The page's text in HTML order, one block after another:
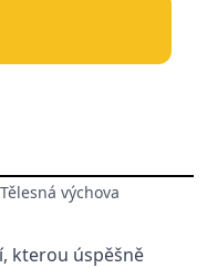
Tělesná výchova
kterou úspěšně